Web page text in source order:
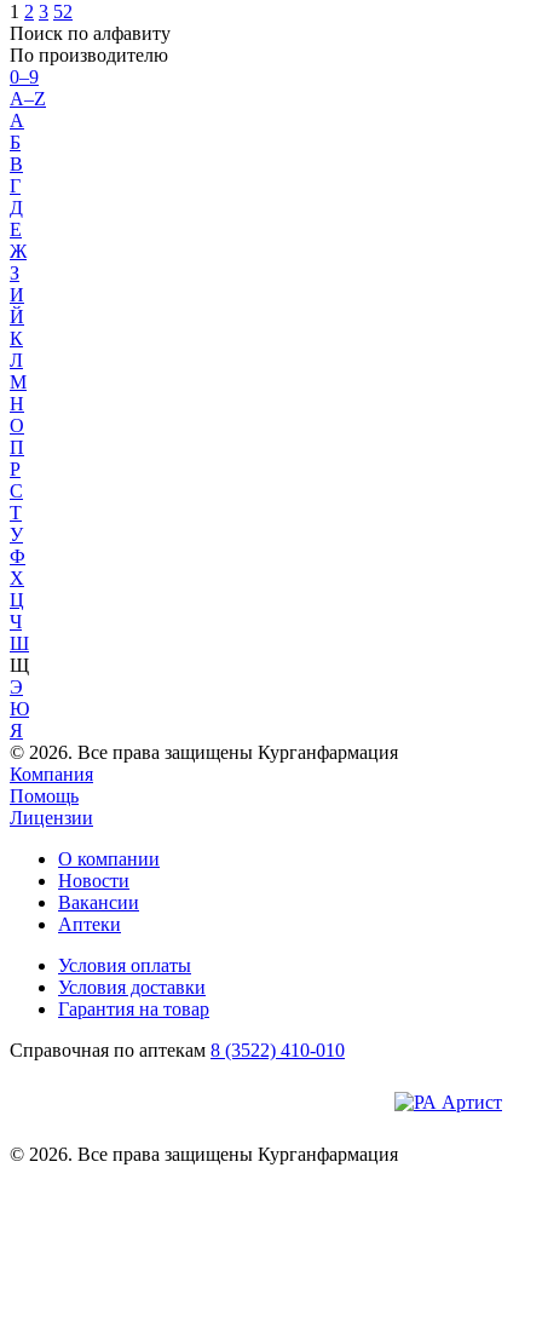
1 2 3 52
Поиск по алфавиту
По производителю
0–9
A–Z
А
Б
В
Г
Д
Е
Ж
З
И
Й
К
Л
М
Н
О
П
Р
С
Т
У
Ф
Х
Ц
Ч
Ш
Щ
Э
Ю
Я
© 2026. Все права защищены Курганфармация
Компания
Помощь
Лицензии
О компании
Новости
Вакансии
Аптеки
Условия оплаты
Условия доставки
Гарантия на товар
Справочная по аптекам 8 (3522) 410-010
© 2026. Все права защищены Курганфармация